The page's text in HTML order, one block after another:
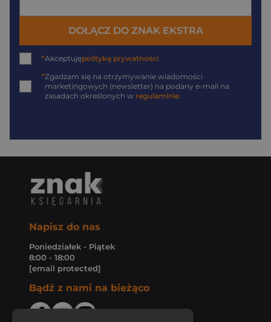
DOŁĄCZ DO ZNAK EKSTRA
*Akceptujępolitykę prywatności
*Zgadzam się na otrzymywanie wiadomości
marketingowych (newsletter) na podany e-mail na
zasadach określonych w regulaminie.
Napisz do nas
Poniedziałek - Piątek
8:00 - 18:00
[email protected]
Bądź z nami na bieżąco